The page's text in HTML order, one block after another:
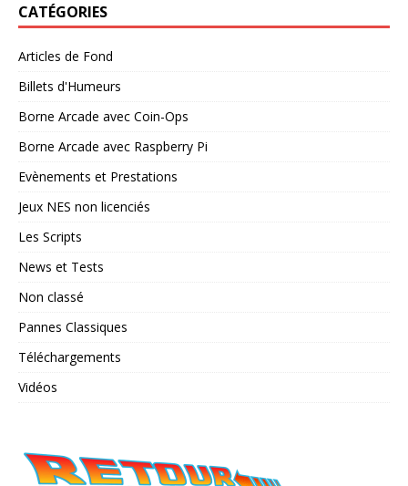
CATÉGORIES
Articles de Fond
Billets d'Humeurs
Borne Arcade avec Coin-Ops
Borne Arcade avec Raspberry Pi
Evènements et Prestations
Jeux NES non licenciés
Les Scripts
News et Tests
Non classé
Pannes Classiques
Téléchargements
Vidéos